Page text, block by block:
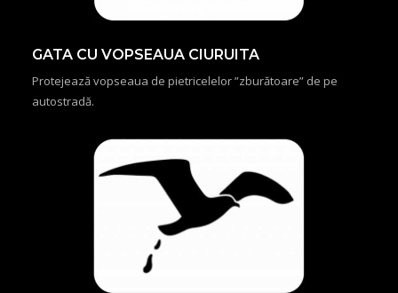
GATA CU VOPSEAUA CIURUITA
Protejează vopseaua de pietricelelor ”zburătoare” de pe
autostradă.